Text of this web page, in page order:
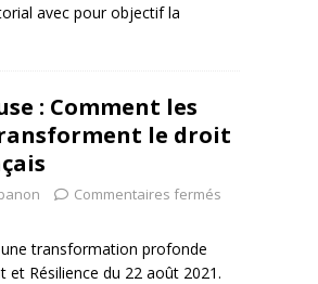
avec pour objectif la
: Comment les
le droit
Commentaires fermés
transformation profonde
et Résilience du 22 août 2021.